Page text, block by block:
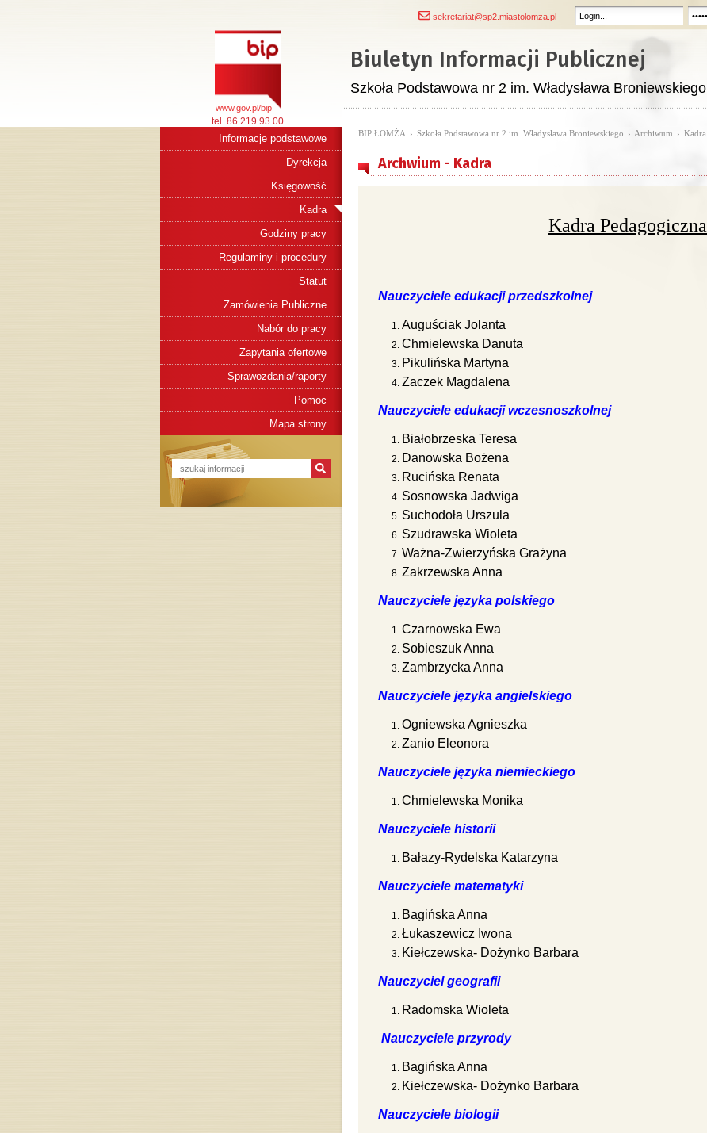
sekretariat@sp2.miastolomza.pl
www.gov.pl/bip
tel. 86 219 93 00
Biuletyn Informacji Publicznej
Szkoła Podstawowa nr 2 im. Władysława Broniewskiego
Informacje podstawowe
Dyrekcja
Księgowość
Kadra
Godziny pracy
Regulaminy i procedury
Statut
Zamówienia Publiczne
Nabór do pracy
Zapytania ofertowe
Sprawozdania/raporty
Pomoc
Mapa strony
BIP ŁOMŻA › Szkoła Podstawowa nr 2 im. Władysława Broniewskiego › Archiwum › Kadra
Archwium - Kadra
Kadra Pedagogiczna
Nauczyciele edukacji przedszkolnej
Auguściak Jolanta
Chmielewska Danuta
Pikulińska Martyna
Zaczek Magdalena
Nauczyciele edukacji wczesnoszkolnej
Białobrzeska Teresa
Danowska Bożena
Rucińska Renata
Sosnowska Jadwiga
Suchodoła Urszula
Szudrawska Wioleta
Ważna-Zwierzyńska Grażyna
Zakrzewska Anna
Nauczyciele języka polskiego
Czarnowska Ewa
Sobieszuk Anna
Zambrzycka Anna
Nauczyciele języka angielskiego
Ogniewska Agnieszka
Zanio Eleonora
Nauczyciele języka niemieckiego
Chmielewska Monika
Nauczyciele historii
Bałazy-Rydelska Katarzyna
Nauczyciele matematyki
Bagińska Anna
Łukaszewicz Iwona
Kiełczewska- Dożynko Barbara
Nauczyciel geografii
Radomska Wioleta
Nauczyciele przyrody
Bagińska Anna
Kiełczewska- Dożynko Barbara
Nauczyciele biologii